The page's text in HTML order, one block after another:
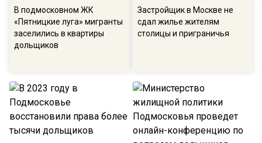
В подмосковном ЖК
«Пятницкие луга» мигранты
заселились в квартиры
дольщиков
Застройщик в Москве не
сдал жилье жителям
столицы и приграничья